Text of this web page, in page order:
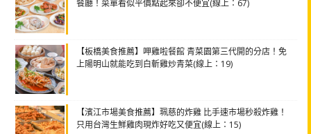
餐廳！菜單看似平價點起來卻不便宜(線上：67)
【板橋美食推薦】呷雞啦餐館 青菜園第三代開的分店！免
上陽明山就能吃到白斬雞炒青菜(線上：19)
【濱江市場美食推薦】珮慈的炸雞 比手速市場秒殺炸雞！
只用台灣生鮮雞肉現炸好吃又便宜(線上：15)